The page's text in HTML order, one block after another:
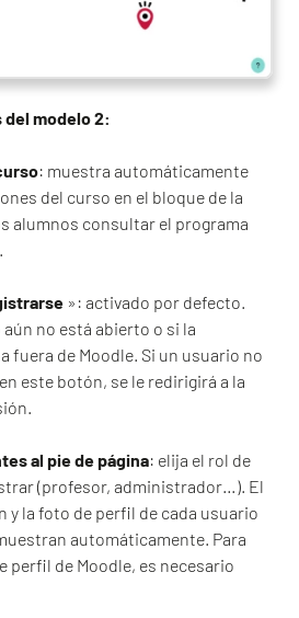
modelo 2:
: muestra automáticamente
del curso en el bloque de la
alumnos consultar el programa
»: activado por defecto.
no está abierto o si la
fuera de Moodle. Si un usuario no
este botón, se le redirigirá a la
al pie de página: elija el rol de
(profesor, administrador…). El
y la foto de perfil de cada usuario
automáticamente. Para
perfil de Moodle, es necesario